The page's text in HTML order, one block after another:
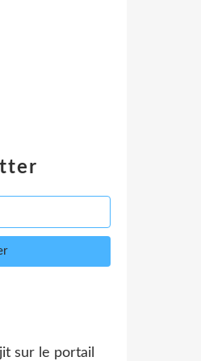
sur le portail